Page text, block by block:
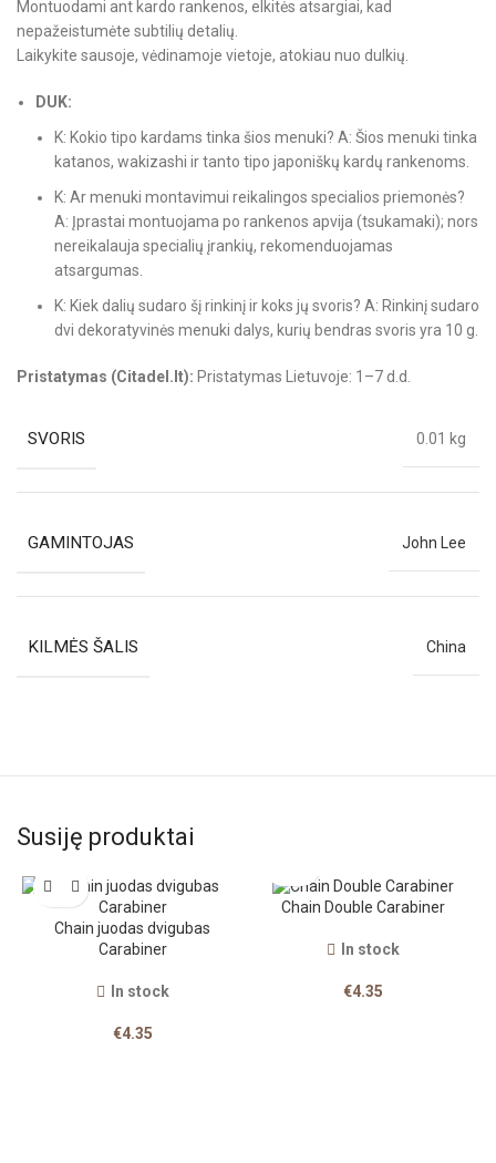
Montuodami ant kardo rankenos, elkitės atsargiai, kad
nepažeistumėte subtilių detalių.
Laikykite sausoje, vėdinamoje vietoje, atokiau nuo dulkių.
DUK:
K: Kokio tipo kardams tinka šios menuki? A: Šios menuki tinka
katanos, wakizashi ir tanto tipo japoniškų kardų rankenoms.
K: Ar menuki montavimui reikalingos specialios priemonės?
A: Įprastai montuojama po rankenos apvija (tsukamaki); nors
nereikalauja specialių įrankių, rekomenduojamas
atsargumas.
K: Kiek dalių sudaro šį rinkinį ir koks jų svoris? A: Rinkinį sudaro
dvi dekoratyvinės menuki dalys, kurių bendras svoris yra 10 g.
Pristatymas (Citadel.lt): Pristatymas Lietuvoje: 1–7 d.d.
SVORIS 0.01 kg
GAMINTOJAS John Lee
KILMĖS ŠALIS China
Susiję produktai
Chain juodas dvigubas
Carabiner
In stock
€4.35
Chain Double Carabiner
In stock
€4.35